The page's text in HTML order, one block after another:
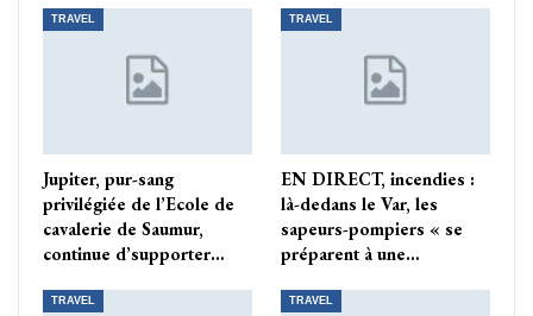
TRAVEL
Jupiter, pur-sang
privilégiée de l’Ecole de
cavalerie de Saumur,
continue d’supporter…
TRAVEL
EN DIRECT, incendies :
là-dedans le Var, les
sapeurs-pompiers « se
préparent à une…
TRAVEL TRAVEL